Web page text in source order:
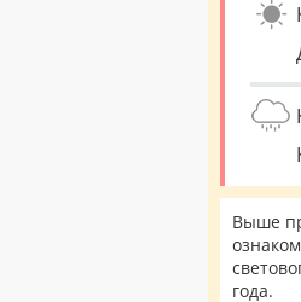
Выше
года.